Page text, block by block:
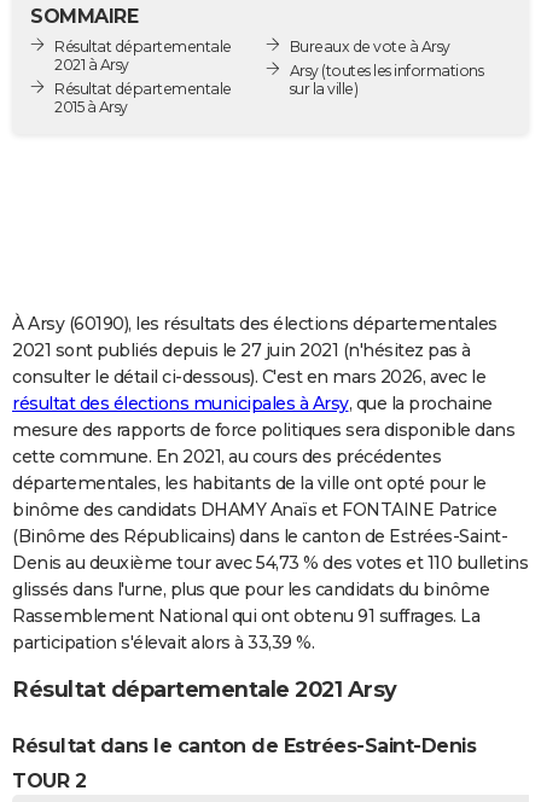
Destinations
City break
Voyage nature
Voyage de noces
Forum
Climat
GUIDES D'ACHAT
COPAINS D'AVANT
S'inscrire
Se connecter
Lycées
Collèges
Primaires
Universités
Entreprises
Service militaire
Avis de recherche
AVIS DE DÉCÈS
Bricolage
Lifestyle
Culture
Sport
Auto
Television
Voyage
Cinema
SOMMAIRE
Résultat départementale
2021 à Arsy
Résultat départementale
2015 à Arsy
Bureaux de vote à Arsy
Arsy(toutes les informations
sur la ville)
À Arsy (60190), les résultats des élections départementales
2021 sont publiés depuis le 27 juin 2021 (n'hésitez pas à
consulter le détail ci-dessous). C'est en mars 2026, avec le
résultat des élections municipales à Arsy, que la prochaine
mesure des rapports de force politiques sera disponible dans
cette commune. En 2021, au cours des précédentes
départementales, les habitants de la ville ont opté pour le
binôme des candidats DHAMY Anaïs et FONTAINE Patrice
(Binôme des Républicains) dans le canton de Estrées-Saint-
Denis au deuxième tour avec 54,73 % des votes et 110 bulletins
glissés dans l'urne, plus que pour les candidats du binôme
Rassemblement National qui ont obtenu 91 suffrages. La
participation s'élevait alors à 33,39 %.
Résultat départementale 2021 Arsy
Résultat dans le canton de Estrées-Saint-Denis
TOUR 2